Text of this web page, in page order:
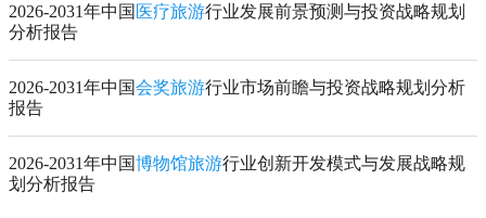
2026-2031年中国 医疗旅游行业发展前景预测与投资战略规划
分析报告
2026-2031年中国会奖旅游行业市场前瞻与投资战略规划分析
报告
2026-2031年中国博物馆旅游行业创新开发模式与发展战略规
划分析报告